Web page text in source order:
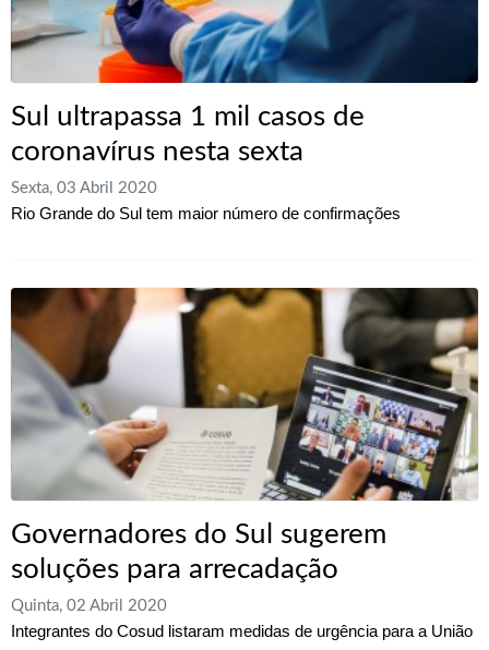
Sul ultrapassa 1 mil casos de
coronavírus nesta sexta
Sexta, 03 Abril 2020
Rio Grande do Sul tem maior número de confirmações
Governadores do Sul sugerem
soluções para arrecadação
Quinta, 02 Abril 2020
Integrantes do Cosud listaram medidas de urgência para a União